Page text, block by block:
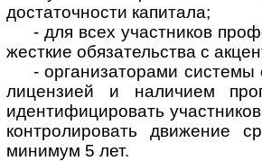
достаточности капитала;
- для всех участников
жесткие обязательства с
- организаторами системы
лицензией и наличием
идентифицировать
контролировать движение
минимум 5 лет.